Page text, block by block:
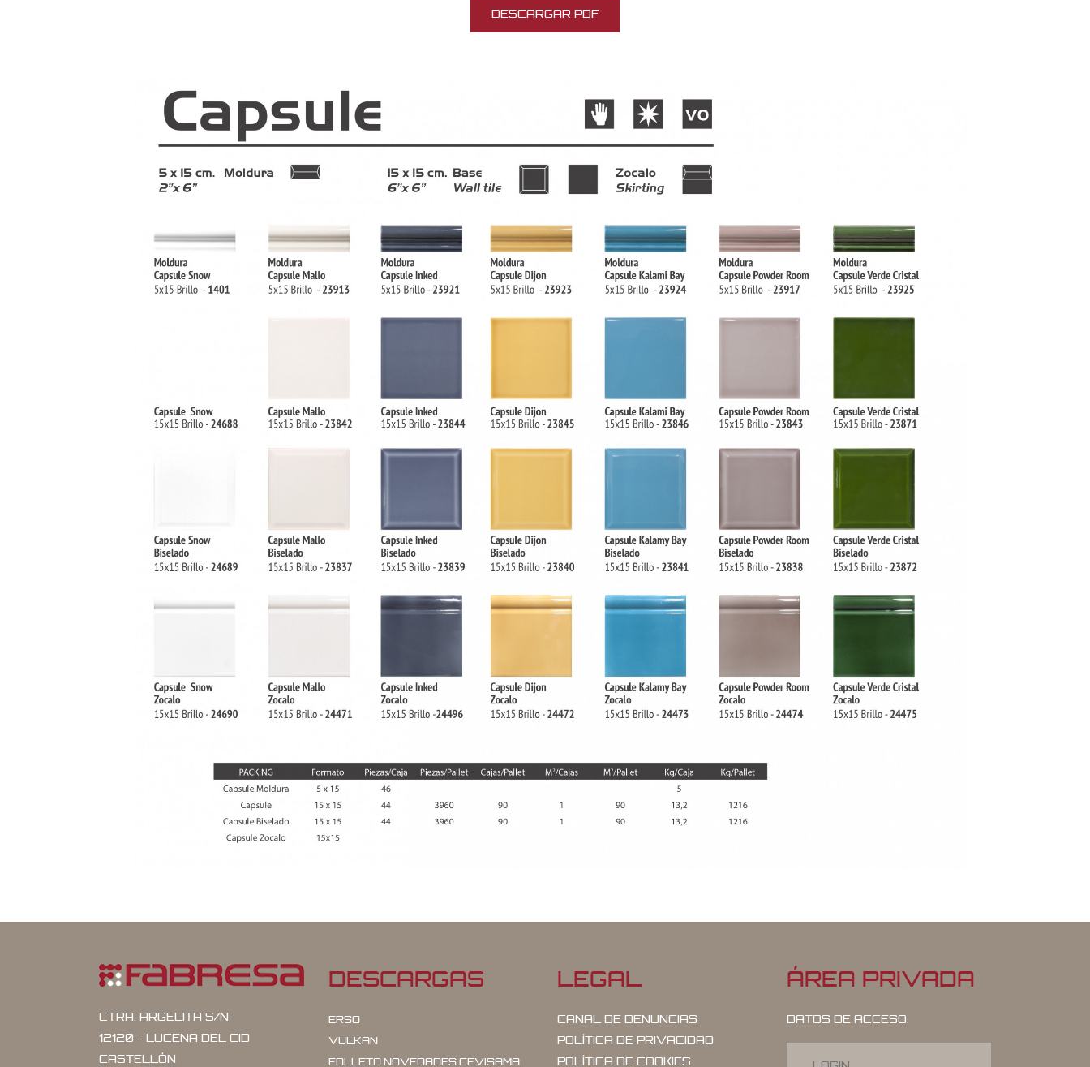
DESCARGAR PDF
CTRA. ARGELITA S/N
12120 - LUCENA DEL CID
CASTELLÓN
DESCARGAS
ERSO
VULKAN
FOLLETO NOVEDADES CEVISAMA
LEGAL
CANAL DE DENUNCIAS
POLÍTICA DE PRIVACIDAD
POLÍTICA DE COOKIES
ÁREA PRIVADA
DATOS DE ACCESO: